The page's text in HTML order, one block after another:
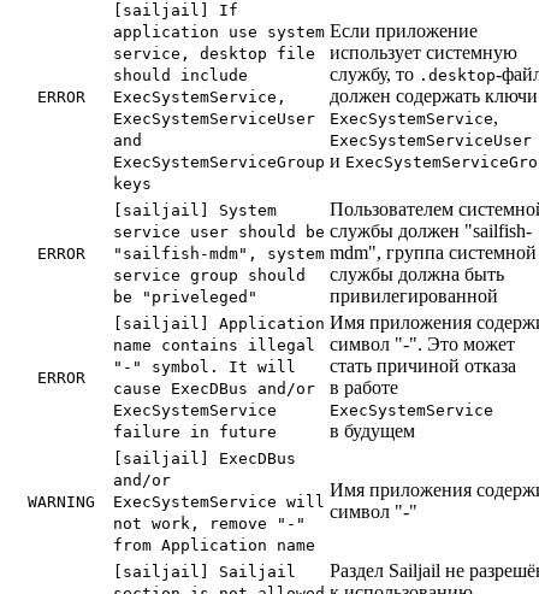
ERROR
[sailjail] If
application use system
service, desktop file
should include
ExecSystemService,
ExecSystemServiceUser
and
ExecSystemServiceGroup
keys
Если приложение
использует системную
службу, то .desktop-
должен содержать ключи
ExecSystemService,
ExecSystemServiceUser
и
ERROR
[sailjail] System
service user should be
"sailfish-mdm", system
service group should
be "priveleged"
Пользователем
службы должен "sailfish-
mdm", группа системной
службы должна быть
привилегированной
ERROR
[sailjail] Application
name contains illegal
"-" symbol. It will
cause ExecDBus and/or
ExecSystemService
failure in future
Имя приложения
символ "-". Это может
стать причиной отказа
в работе
ExecSystemService
в будущем
WARNING
[sailjail] ExecDBus
and/or
ExecSystemService will
not work, remove "-"
from Application name
Имя приложения
символ "-"
[sailjail] Sailjail
Раздел Sailjail не